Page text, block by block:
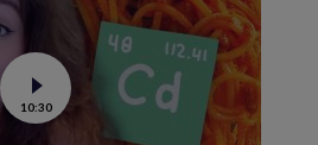
Voir
la
vidéo
10:30